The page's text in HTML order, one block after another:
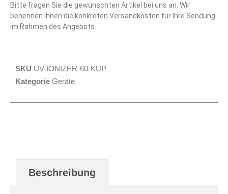
Bitte fragen Sie die gewünschten Artikel bei uns an. Wir
benennen Ihnen die konkreten Versandkosten für Ihre Sendung
im Rahmen des Angebots.
SKU UV-IONIZER-60-KUP
Kategorie Geräte
Beschreibung